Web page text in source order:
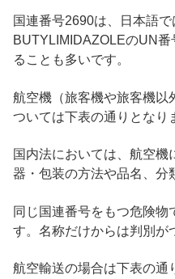
国連番号2690は、日本語
BUTYLIMIDAZOLEのUN
ることも多いです。
航空機（旅客機や旅客機以
ついては下表の通りとなり
国内法においては、航空
器・包装の方法や品名、分
同じ国連番号をもつ危険
す。名称だけからは判別が
航空輸送の場合は下表の通